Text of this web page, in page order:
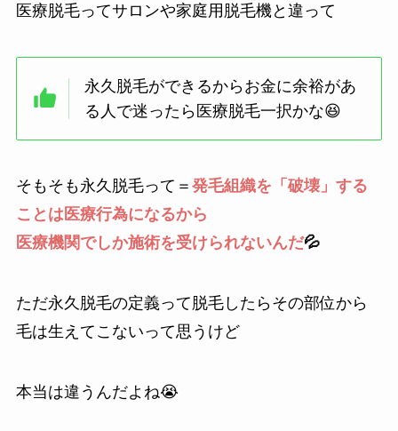
医療脱毛ってサロンや家庭用脱毛機と違って
永久脱毛ができるからお金に余裕があ
る人で迷ったら医療脱毛一択かな😆
そもそも永久脱毛って＝ 発毛組織を「破壊」する
ことは医療行為になるから
医療機関でしか施術を受けられないんだ💦
ただ永久脱毛の定義って脱毛したらその部位から
毛は生えてこないって思うけど
本当は違うんだよね😭